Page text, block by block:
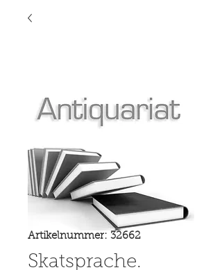
Artikelnummer: 32662
Skatsprache.